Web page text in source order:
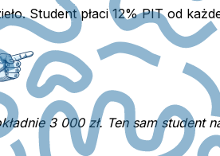
. Student płaci 12% PIT od
3 000 zł. Ten sam student